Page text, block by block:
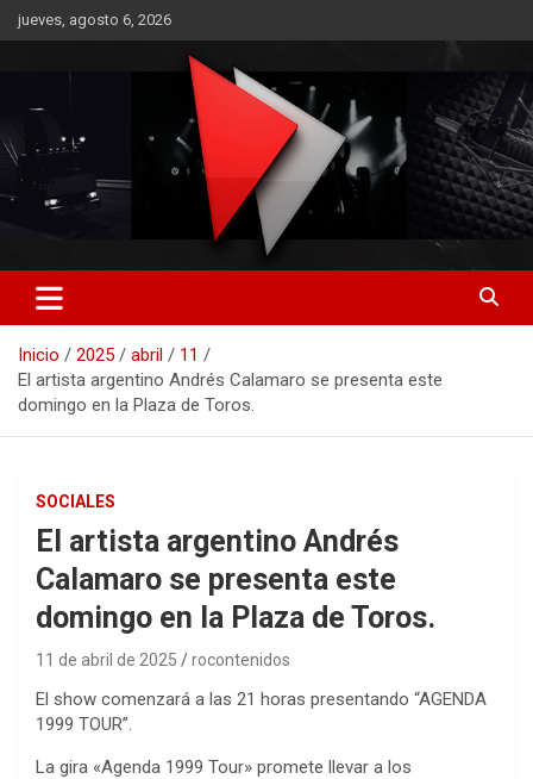
Saltar
al
jueves, agosto 6, 2026
RO CONTENIDOS
Inicio 2025 abril
11
El artista argentino Andrés Calamaro se presenta este
domingo en la Plaza de Toros.
SOCIALES
El artista argentino Andrés
Calamaro se presenta este
domingo en la Plaza de Toros.
11 de abril de 2025 rocontenidos
El show comenzará a las 21 horas presentando “AGENDA
1999 TOUR”.
La gira «Agenda 1999 Tour» promete llevar a los